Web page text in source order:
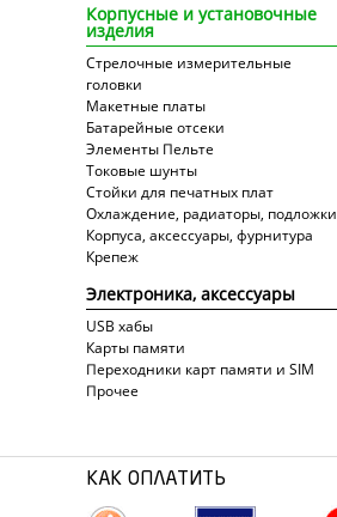
Корпусные и установочные
изделия
Стрелочные измерительные
головки
Макетные платы
Батарейные отсеки
Элементы Пельте
Токовые шунты
Стойки для печатных плат
Охлаждение, радиаторы, подложки
Корпуса, аксессуары, фурнитура
Крепеж
Электроника, аксессуары
USB хабы
Карты памяти
Переходники карт памяти и SIM
Прочее
КАК ОПЛАТИТЬ